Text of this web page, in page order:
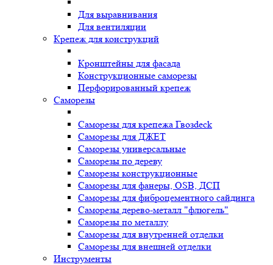
Для выравнивания
Для вентиляции
Крепеж для конструкций
Кронштейны для фасада
Конструкционные саморезы
Перфорированный крепеж
Саморезы
Саморезы для крепежа Гвозdeck
Саморезы для ДЖЕТ
Саморезы универсальные
Саморезы по дереву
Саморезы конструкционные
Cаморезы для фанеры, OSB, ДСП
Саморезы для фиброцементного сайдинга
Саморезы дерево-металл "флюгель"
Саморезы по металлу
Саморезы для внутренней отделки
Саморезы для внешней отделки
Инструменты